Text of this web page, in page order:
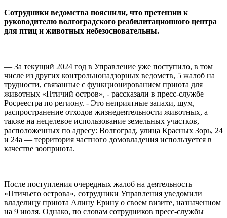
Сотрудники ведомства пояснили, что претензии к
руководителю волгоградского реабилитационного центра
для птиц и животных небезосновательны.
— За текущий 2024 год в Управление уже поступило, в том
числе из других контрольнонадзорных ведомств, 5 жалоб на
трудности, связанные с функционированием приюта для
животных «Птичий остров», - рассказали в пресс-службе
Росреестра по региону. - Это неприятные запахи, шум,
распространение отходов жизнедеятельности животных, а
также на нецелевое использование земельных участков,
расположенных по адресу: Волгоград, улица Красных Зорь, 24
и 24а — территория частного домовладения используется в
качестве зооприюта.
После поступления очередных жалоб на деятельность
«Птичьего острова», сотрудники Управления уведомили
владелицу приюта Алину Ерину о своем визите, назначенном
на 9 июля. Однако, по словам сотрудников пресс-службы